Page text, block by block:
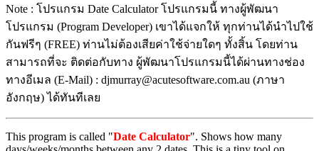
Note : โปรแกรม Date Calculator โปรแกรมนี้ ทางผู้พัฒนา
โปรแกรม (Program Developer) เขาได้แจกให้ ทุกท่านได้นำไปใช้
กันฟรีๆ (FREE) ท่านไม่ต้องเสียค่าใช้จ่ายใดๆ ทั้งสิ้น โดยท่าน
สามารถที่จะ ติดต่อกับทาง ผู้พัฒนาโปรแกรมนี้ได้ผ่านทางช่อง
ทางอีเมล (E-Mail) : djmurray@acutesoftware.com.au (ภาษา
อังกฤษ) ได้ทันทีเลย
This program is called "Date Calculator". Shows how many